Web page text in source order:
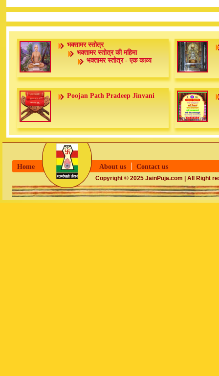
भक्तामर स्तोत्र
भक्तामर स्तोत्र की महिमा
भक्तामर स्तोत्र - एक काव्य
Poojan Path Pradeep Jinvani
Home About us Contact us
Copyright © 2025 JainPuja.com | All Right